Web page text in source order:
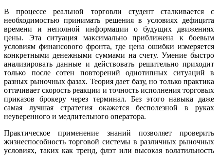
В процессе реальной торговли студент сталкивается с
необходимостью принимать решения в условиях дефицита
времени и неполной информации о будущих движениях
цены. Эта ситуация максимально приближена к боевым
условиям финансового фронта, где цена ошибки измеряется
конкретными денежными суммами на счету. Умение быстро
анализировать данные и действовать решительно приходит
только после сотен повторений однотипных ситуаций в
разных рыночных фазах. Теория дает базу, но только практика
оттачивает скорость реакции и точность исполнения торговых
приказов брокеру через терминал. Без этого навыка даже
самая лучшая стратегия окажется бесполезной в руках
неуверенного и медлительного оператора.
Практическое применение знаний позволяет проверить
жизнеспособность торговой системы в различных рыночных
условиях, таких как тренд, флэт или высокая волатильность